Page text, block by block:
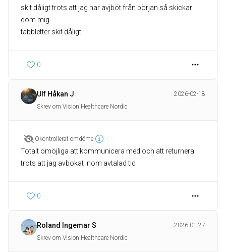
skit dåligt trots att jag har avjböt från början så skickar
dom mig
tabbletter skit dåligt
0
Ulf Håkan J
2026-02-18
Skrev om Vision Healthcare Nordic
Okontrollerat omdöme
Totalt omöjliga att kommunicera med och att returnera
trots att jag avbokat inom avtalad tid
0
Roland Ingemar S
2026-01-27
Skrev om Vision Healthcare Nordic